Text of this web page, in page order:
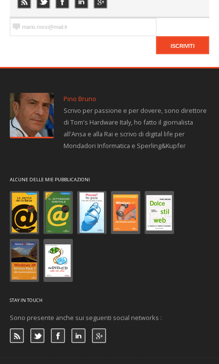
Pino Bruno
Scrivo per passione e per dovere, sono direttore
di Tom's Hardware Italy, ho fatto il giornalista
all'Ansa e alla Rai e scrivo di digital life per
Mondadori Informatica e Sperling&Kupfer
ALCUNE DELLE MIE PUBBLICAZIONI
STAY IN TOUCH
Sono presente anche sui seguenti social networks :